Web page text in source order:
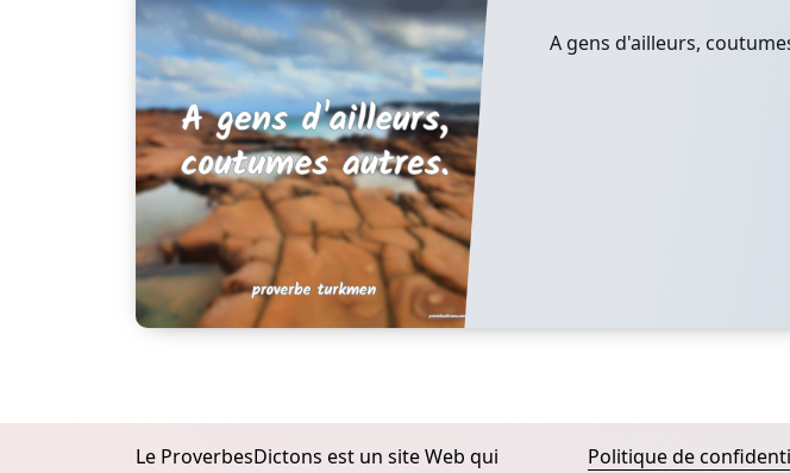
A gens d'ailleurs,
Le ProverbesDictons est un site Web qui
Politique de